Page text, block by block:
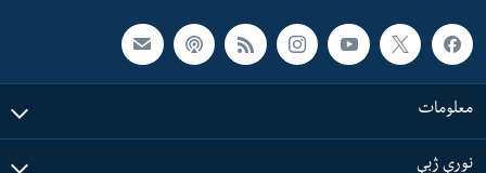
معلومات
نورې ژبې